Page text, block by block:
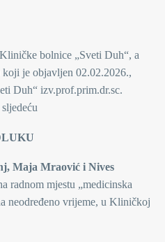
bolnice „Sveti Duh“, a
koji je objavljen 02.02.2026.,
Duh“ izv.prof.prim.dr.sc.
Maja Mraović i Nives
radnom mjestu „medicinska
neodređeno vrijeme, u Kliničkoj